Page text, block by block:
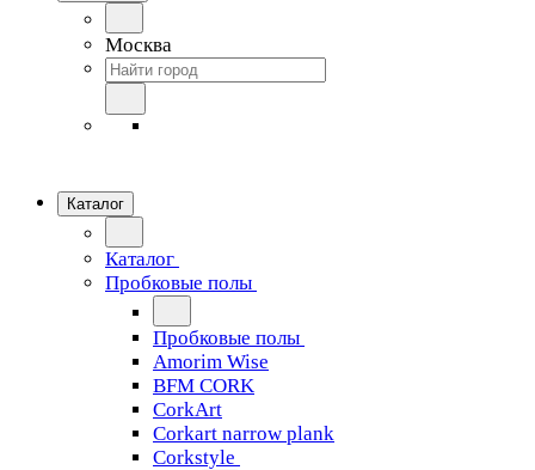
Москва
Каталог
Каталог
Пробковые полы
Пробковые полы
Amorim Wise
BFM CORK
CorkArt
Corkart narrow plank
Corkstyle